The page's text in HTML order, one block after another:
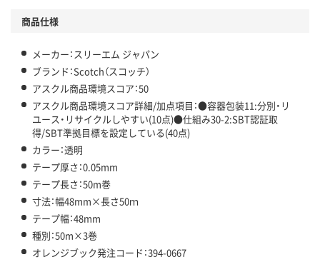
商品仕様
メーカー：スリーエム ジャパン
ブランド：Scotch（スコッチ）
アスクル商品環境スコア：50
アスクル商品環境スコア詳細/加点項目：●容器包装11:分別・リ
ユース・リサイクルしやすい(10点)●仕組み30-2:SBT認証取
得/SBT準拠目標を設定している(40点)
カラー：透明
テープ厚さ：0.05mm
テープ長さ：50m巻
寸法：幅48mm×長さ50ｍ
テープ幅：48mm
種別：50m×3巻
オレンジブック発注コード：394-0667